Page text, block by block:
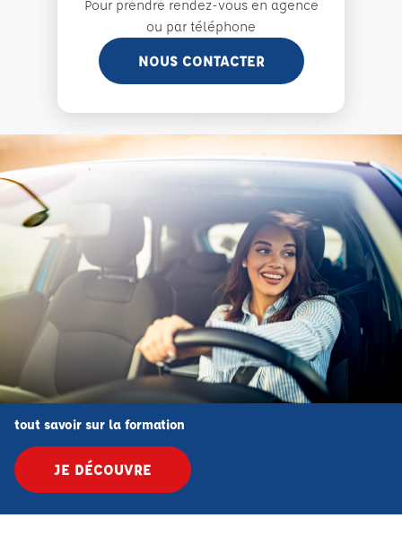
Pour prendre rendez-vous en agence
ou par téléphone
NOUS CONTACTER
tout savoir sur la formation
JE DÉCOUVRE